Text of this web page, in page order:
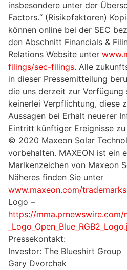
insbesondere unter der
Factors.“ (Risikofaktoren)
können online bei der SEC
den Abschnitt Financials &
Relations Website unter
filings/sec-filings. Alle
in dieser Pressemitteilung
die uns derzeit zur Verfügung
keinerlei Verpflichtung, diese
Aussagen bei Erhalt neuerer
Eintritt künftiger Ereignisse
© 2020 Maxeon Solar
vorbehalten. MAXEON ist ein
Marlkenzeichen von Maxeon
Näheres finden Sie unter
www.maxeon.com/trademarks
Logo –
https://
Pressekontakt:
Investor: The Blueshirt Group
Gary Dvorchak